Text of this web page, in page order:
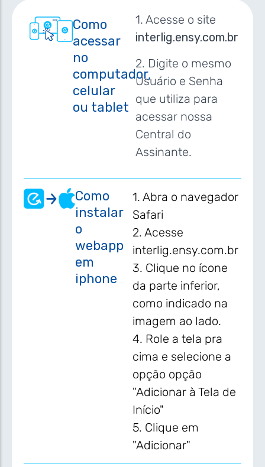
Como
acessar
no
computador,
celular
ou tablet
1. Acesse o site
interlig.ensy.com.br
2. Digite o mesmo
Usuário e Senha
que utiliza para
acessar nossa
Central do
Assinante.
Como
instalar
o
webapp
em
iphone
1. Abra o navegador
Safari
2. Acesse
interlig.ensy.com.br
3. Clique no ícone
da parte inferior,
como indicado na
imagem ao lado.
4. Role a tela pra
cima e selecione a
opção opção
"Adicionar à Tela de
Início"
5. Clique em
"Adicionar"